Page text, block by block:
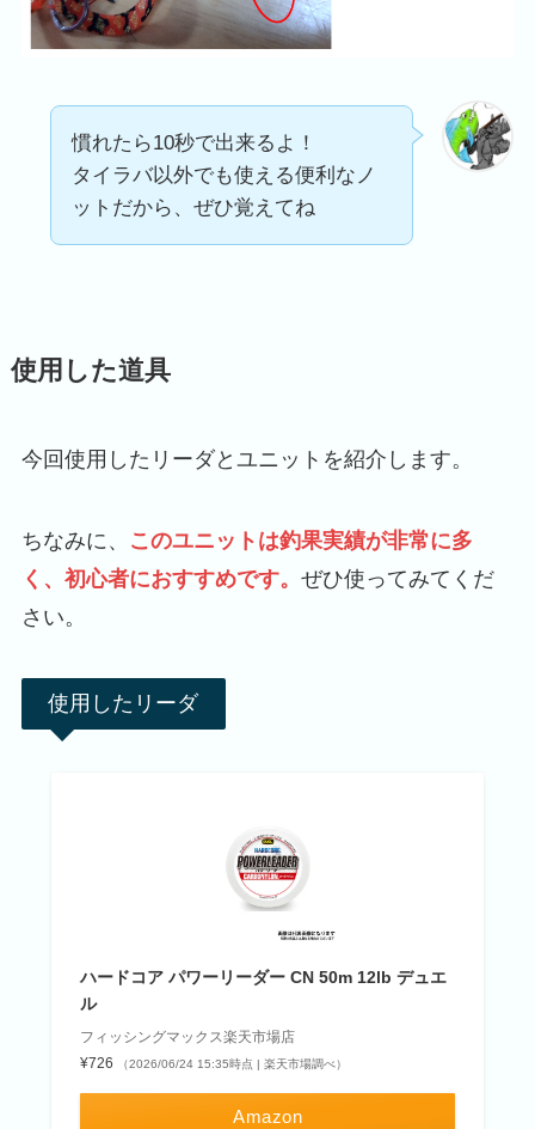
慣れたら10秒で出来るよ！
タイラバ以外でも使える便利なノ
ットだから、ぜひ覚えてね
使用した道具
今回使用したリーダとユニットを紹介します。
ちなみに、 このユニットは釣果実績が非常に多
く、初心者におすすめです。 ぜひ使ってみてくだ
さい。
使用したリーダ
ハードコア パワーリーダー CN 50m 12lb デュエ
ル
フィッシングマックス楽天市場店
¥726
（2026/06/24 15:35時点 | 楽天市場調べ）
Amazon